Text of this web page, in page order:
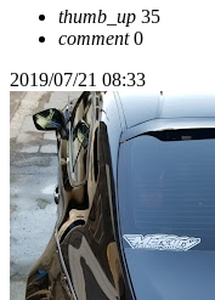
thumb_up 35
comment0
2019/07/21 08:33